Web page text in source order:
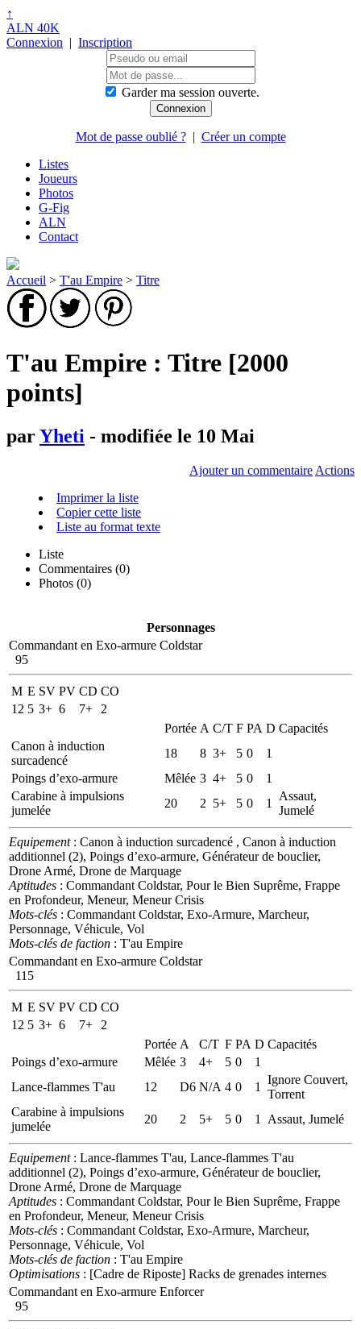
↑
ALN 40K
Connexion | Inscription
Garder ma session ouverte.
Mot de passe oublié ?| Créer un compte
Listes
Joueurs
Photos
G-Fig
ALN
Contact
Accueil > T'au Empire > Titre
T'au Empire : Titre [2000
points]
parYheti - modifiée le 10 Mai
Ajouter un commentaire Actions
Imprimer la liste
Copier cette liste
Liste au format texte
Liste
Commentaires (0)
Photos (0)
Personnages
Commandant en Exo-armure Coldstar
95
M E SV PV CD CO
12 5 3+ 6 7+
2
Portée A C/T F PA D Capacités
Canon à induction
surcadencé
18 8 3+ 5 0
1
Poings d’exo-armure
Mêlée 3 4+ 5 0
1
Carabine à impulsions
jumelée
20 2 5+ 5 0 1
Assaut,
Jumelé
Equipement: Canon à induction surcadencé , Canon à induction
additionnel (2), Poings d’exo-armure, Générateur de bouclier,
Drone Armé, Drone de Marquage
Aptitudes : Commandant Coldstar, Pour le Bien Suprême, Frappe
en Profondeur, Meneur, Meneur Crisis
Mots-clés : Commandant Coldstar, Exo-Armure, Marcheur,
Personnage, Véhicule, Vol
Mots-clés de faction : T'au Empire
Commandant en Exo-armure Coldstar
115
M E SV PV CD CO
12 5 3+ 6 7+
2
Portée A C/T F PA D Capacités
Poings d’exo-armure
Mêlée 3 4+ 5 0
1
Lance-flammes T'au
12 D6 N/A 4 0 1
Ignore Couvert,
Torrent
Carabine à impulsions
jumelée
20 2 5+ 5 0 1 Assaut, Jumelé
Equipement: Lance-flammes T'au, Lance-flammes T'au
additionnel (2), Poings d’exo-armure, Générateur de bouclier,
Drone Armé, Drone de Marquage
Aptitudes : Commandant Coldstar, Pour le Bien Suprême, Frappe
en Profondeur, Meneur, Meneur Crisis
Mots-clés : Commandant Coldstar, Exo-Armure, Marcheur,
Personnage, Véhicule, Vol
Mots-clés de faction : T'au Empire
Optimisations : [Cadre de Riposte] Racks de grenades internes
Commandant en Exo-armure Enforcer
95